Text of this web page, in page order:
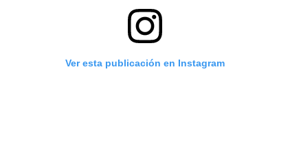
Ver esta publicación en Instagram